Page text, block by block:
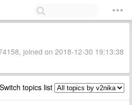
joined on 2018-12-30 19:13:38
Switch topics list